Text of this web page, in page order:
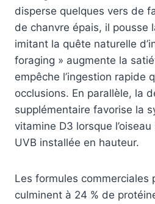
disperse quelques vers de
de chanvre épais, il pousse
imitant la quête naturelle
foraging » augmente la
empêche l’ingestion rapide
occlusions. En parallèle, la
supplémentaire favorise la
vitamine D3 lorsque l’oiseau
UVB installée en hauteur.
Les formules commerciales
culminent à 24 % de